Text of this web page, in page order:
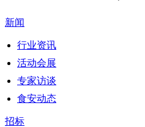
新闻
行业资讯
活动会展
专家访谈
食安动态
招标